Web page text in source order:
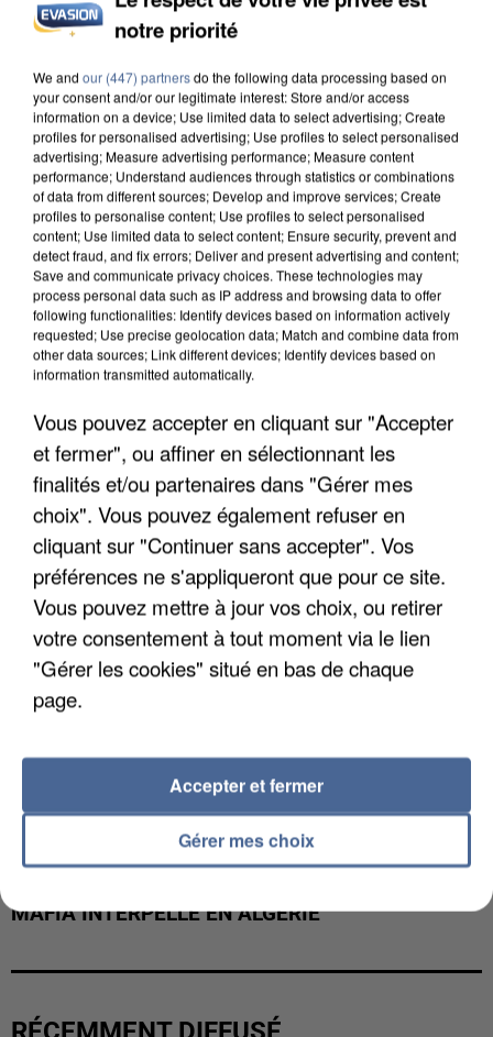
INCENDIES : L’ÎLE-DE-FRANCE LANCE UN ÉLAN
DE SOLIDARITÉ AVEC LES...
APRÈS TOUTES CES CANICULES, LES REFUGES
DE FAUNE SAUVAGE SONT...
MAFIA INTERPELLÉ EN ALGÉRIE
notre priorité
We and our (447) partnersdo the following data processing based on
your consent and/or our legitimate interest: Store and/or access
information on a device; Use limited data to select advertising; Create
profiles for personalised advertising; Use profiles to select personalised
advertising; Measure advertising performance; Measure content
performance; Understand audiences through statistics or combinations
of data from different sources; Develop and improve services; Create
profiles to personalise content; Use profiles to select personalised
content; Use limited data to select content; Ensure security, prevent and
detect fraud, and fix errors; Deliver and present advertising and content;
Save and communicate privacy choices. These technologies may
process personal data such as IP address and browsing data to offer
following functionalities: Identify devices based on information actively
requested; Use precise geolocation data; Match and combine data from
other data sources; Link different devices; Identify devices based on
information transmitted automatically.
Vous pouvez accepter en cliquant sur "Accepter
et fermer", ou affiner en sélectionnant les
finalités et/ou partenaires dans "Gérer mes
choix". Vous pouvez également refuser en
cliquant sur "Continuer sans accepter". Vos
préférences ne s'appliqueront que pour ce site.
Vous pouvez mettre à jour vos choix, ou retirer
votre consentement à tout moment via le lien
"Gérer les cookies" situé en bas de chaque
page.
Gérer mes choix
Accepter et fermer